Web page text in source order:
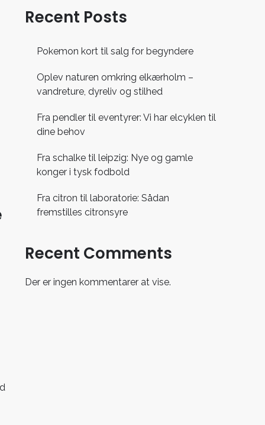
Recent Posts
Pokemon kort til salg for begyndere
Oplev naturen omkring elkærholm –
vandreture, dyreliv og stilhed
Fra pendler til eventyrer: Vi har elcyklen til
dine behov
Fra schalke til leipzig: Nye og gamle
konger i tysk fodbold
Fra citron til laboratorie: Sådan
fremstilles citronsyre
Recent Comments
Der er ingen kommentarer at vise.